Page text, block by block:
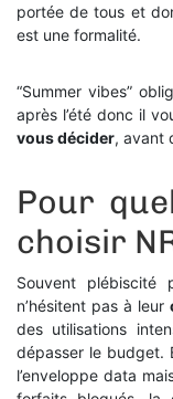
portée de tous et
est une formalité.
“Summer vibes”
après l’été donc il
vous décider, avant
Pour
choisir
Souvent plébiscité
n’hésitent pas à leur
des utilisations
dépasser le budget.
l’enveloppe data